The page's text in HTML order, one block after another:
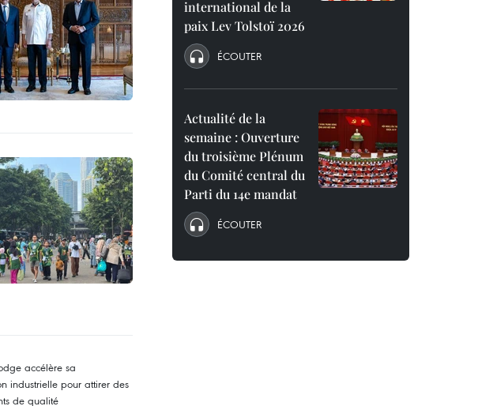
international de la
paix Lev Tolstoï 2026
ÉCOUTER
Actualité de la
semaine : Ouverture
du troisième Plénum
du Comité central du
Parti du 14e mandat
ÉCOUTER